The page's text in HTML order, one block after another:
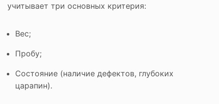
учитывает три основных критерия:
Вес;
Пробу;
Состояние (наличие дефектов, глубоких
царапин).